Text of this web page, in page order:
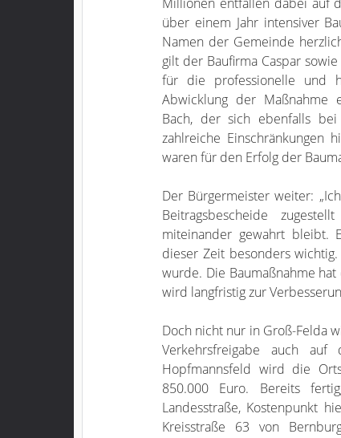
über einem Jahr intensiver
Namen der Gemeinde
gilt der Baufirma Caspar
für die professionelle und
Abwicklung der Maßnahme
Bach, der sich ebenfalls
zahlreiche Einschränkungen
waren für den Erfolg der
Der Bürgermeister weiter:
Beitragsbescheide
miteinander gewahrt bleibt.
dieser Zeit besonders
wurde. Die Baumaßnahme
wird langfristig zur
Doch nicht nur in Groß-Felda
Verkehrsfreigabe auch
Hopfmannsfeld wird die
850.000 Euro. Bereits
Landesstraße, Kostenpunkt
Kreisstraße 63 von